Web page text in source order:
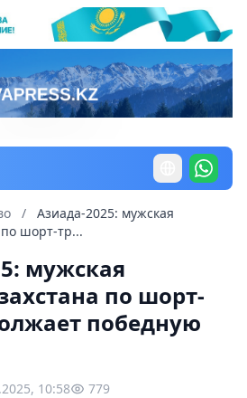
/
Азиада-2025: мужская
шорт-тр...
мужская
по шорт-
победную
10:58 779